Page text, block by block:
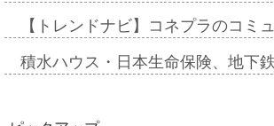
【トレンドナビ】コネプラのコ
積水ハウス・日本生命保険、地下